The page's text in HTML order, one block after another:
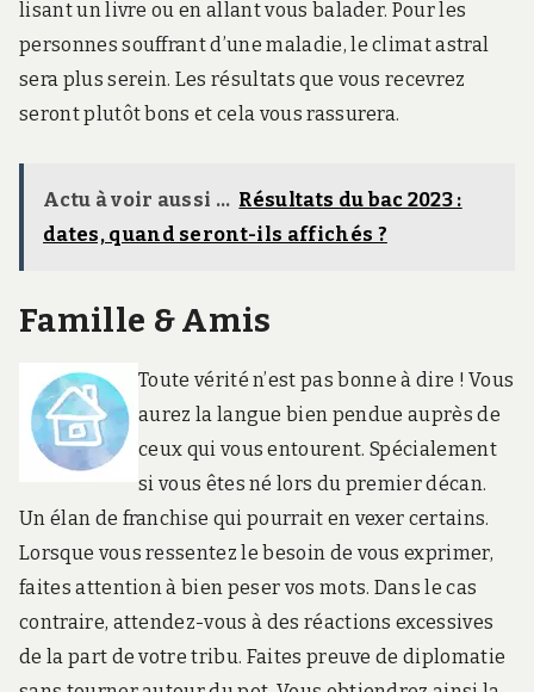
lisant un livre ou en allant vous balader. Pour les
personnes souffrant d’une maladie, le climat astral
sera plus serein. Les résultats que vous recevrez
seront plutôt bons et cela vous rassurera.
Actu à voir aussi ... Résultats du bac 2023 :
dates, quand seront-ils affichés ?
Famille & Amis
Toute vérité n’est pas bonne à dire ! Vous
aurez la langue bien pendue auprès de
ceux qui vous entourent. Spécialement
si vous êtes né lors du premier décan.
Un élan de franchise qui pourrait en vexer certains.
Lorsque vous ressentez le besoin de vous exprimer,
faites attention à bien peser vos mots. Dans le cas
contraire, attendez-vous à des réactions excessives
de la part de votre tribu. Faites preuve de diplomatie